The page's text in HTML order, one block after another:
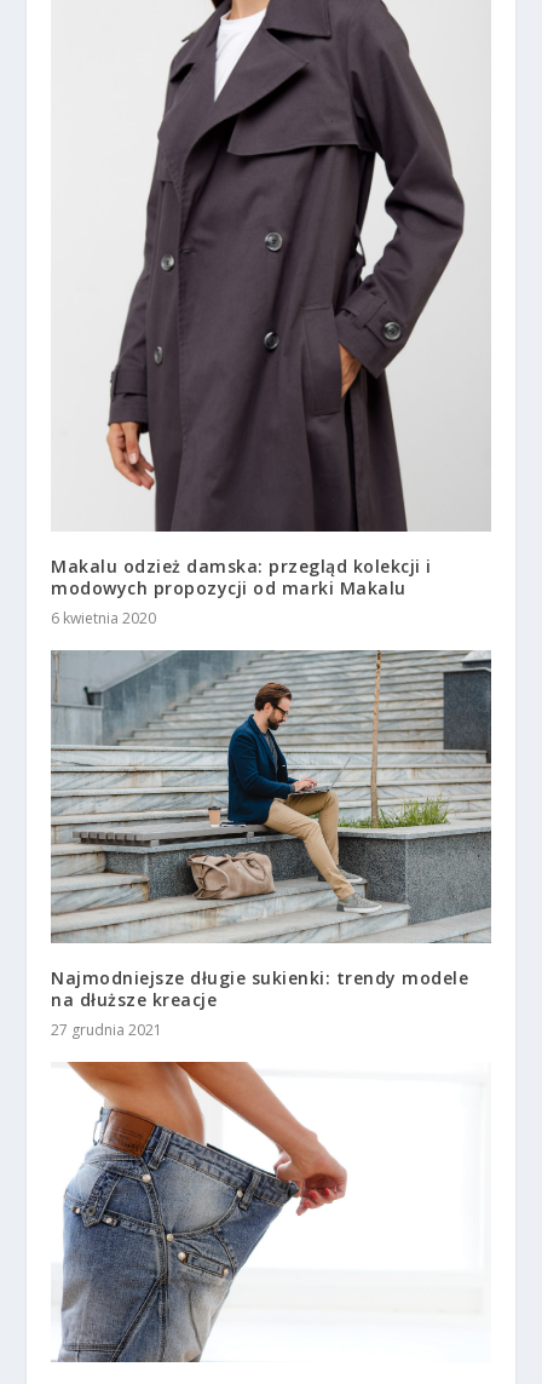
Makalu odzież damska: przegląd kolekcji i
modowych propozycji od marki Makalu
6 kwietnia 2020
Najmodniejsze długie sukienki: trendy modele
na dłuższe kreacje
27 grudnia 2021